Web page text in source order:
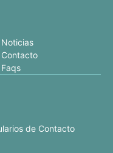
Noticias
Contacto
Faqs
de Contacto